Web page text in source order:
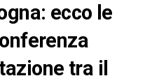
ecco le
tra il